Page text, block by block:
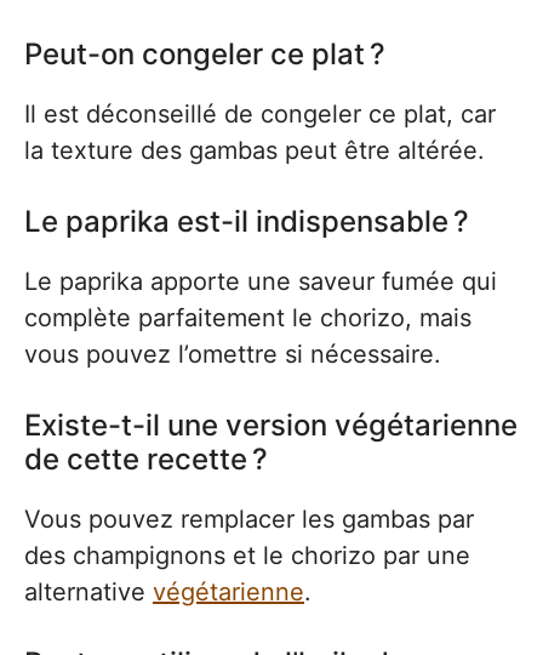
Peut-on congeler ce plat ?
Il est déconseillé de congeler ce plat, car
la texture des gambas peut être altérée.
Le paprika est-il indispensable ?
Le paprika apporte une saveur fumée qui
complète parfaitement le chorizo, mais
vous pouvez l’omettre si nécessaire.
Existe-t-il une version végétarienne
de cette recette ?
Vous pouvez remplacer les gambas par
des champignons et le chorizo par une
alternative végétarienne.